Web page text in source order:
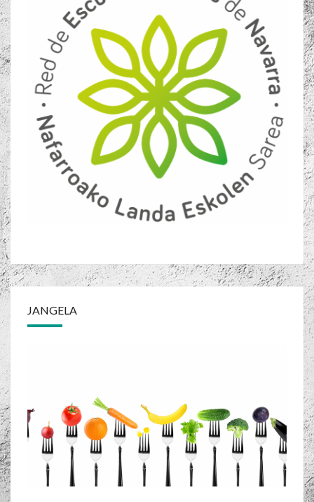
JANGELA